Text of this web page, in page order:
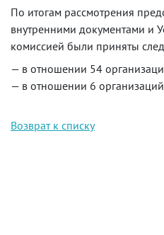
По итогам рассмотрения
внутренними документами и
комиссией были приняты
— в отношении 54
— в отношении 6
Возврат к списку